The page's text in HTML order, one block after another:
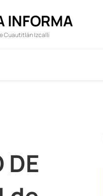
INFORMA
Cuautitlán Izcalli
DE